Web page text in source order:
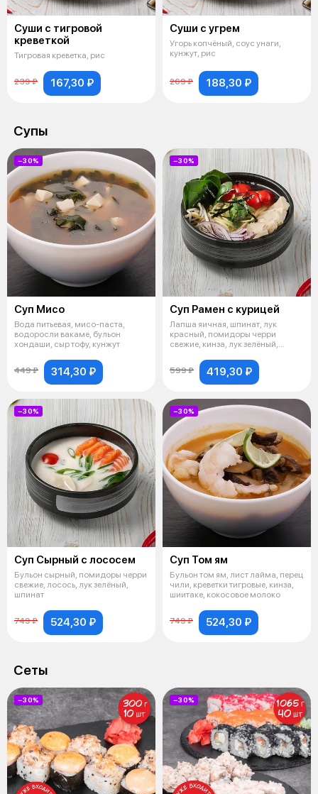
Суши с тигровой
креветкой
Тигровая креветка, рис
239 ₽ 167,30 ₽
Суши с угрем
Угорь копчёный, соус унаги,
кунжут, рис
269 ₽ 188,30 ₽
Супы
−30%
Суп Мисо
Вода питьевая, мисо-паста,
водоросли вакаме, бульон
хондаши, сыр тофу, кунжут
449 ₽ 314,30 ₽
−30%
Суп Рамен с курицей
Лапша яичная, шпинат, лук
красный, помидоры черри
свежие, кинза, лук зелёный,
599 ₽
419,30 ₽
−30%
Суп Сырный с лососем
Бульон сырный, помидоры черри
свежие, лосось, лук зелёный,
шпинат
749 ₽ 524,30 ₽
−30%
Суп Том ям
Бульон том ям, лист лайма, перец
чили, креветки тигровые, кинза,
шиитаке, кокосовое молоко
749 ₽ 524,30 ₽
Сеты
−30% −30%